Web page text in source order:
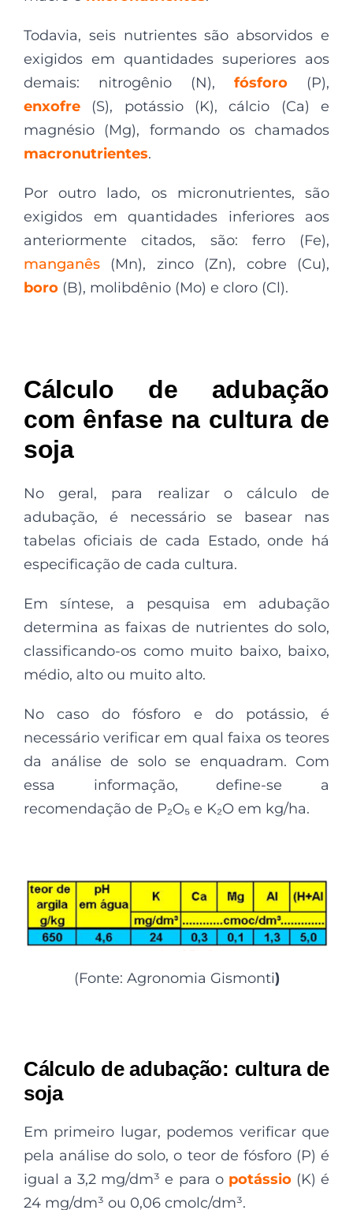
Todavia, seis nutrientes são absorvidos e
exigidos em quantidades superiores aos
demais: nitrogênio (N), fósforo
(P),
enxofre (S), potássio (K), cálcio (Ca) e
magnésio (Mg), formando os chamados
macronutrientes.
Por outro lado, os micronutrientes, são
exigidos em quantidades inferiores aos
anteriormente citados, são: ferro (Fe),
manganês
(Mn), zinco (Zn), cobre (Cu),
boro (B), molibdênio (Mo) e cloro (Cl).
Cálculo de adubação
com ênfase na cultura de
soja
No geral, para realizar o cálculo de
adubação, é necessário se basear nas
tabelas oficiais de cada Estado, onde há
especificação de cada cultura.
Em síntese, a pesquisa em adubação
determina as faixas de nutrientes do solo,
classificando-os como muito baixo, baixo,
médio, alto ou muito alto.
No caso do fósforo e do potássio, é
necessário verificar em qual faixa os teores
da análise de solo se enquadram. Com
essa informação, define-se a
recomendação de P₂O₅ e K₂O em kg/ha.
(Fonte: Agronomia Gismonti)
Cálculo de adubação: cultura de
soja
Em primeiro lugar, podemos verificar que
pela análise do solo, o teor de fósforo (P) é
igual a 3,2 mg/dm³ e para o potássio (K) é
24 mg/dm³ ou 0,06 cmolc/dm³.